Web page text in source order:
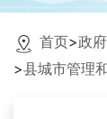
首页>政
>县城市管理